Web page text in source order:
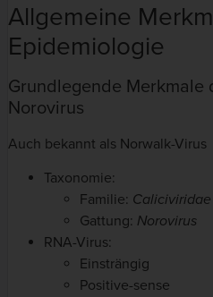
Allgemeine
Epidemiologie
Grundlegende Merkmale
Norovirus
Auch bekannt als Norwalk-Virus
Taxonomie:
Familie: Caliciviridae
Gattung: Norovirus
RNA-Virus:
Einsträngig
Positive-sense